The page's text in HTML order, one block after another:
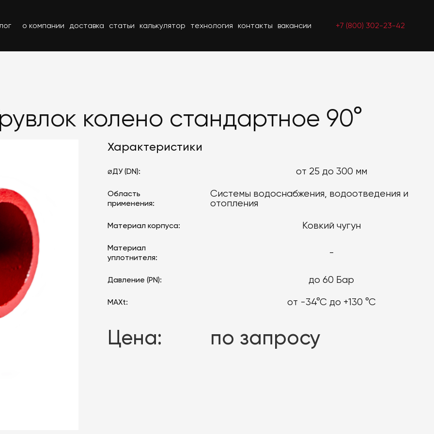
о компании доставка статьи калькулятор технология контакты вакансии +7 (800) 302-23-42
колено стандартное 90°
Характеристики
Область
применения:
от 25 до 300 мм
Системы водоснабжения, водоотведения и
отопления
⌀ДУ (DN):
Ковкий чугун
Материал
уплотнителя:
‍-
Давление (PN):
MAXt:
Цена:
Материал корпуса:
до 60 Бар
по запросу
от -34°С до +130 °С